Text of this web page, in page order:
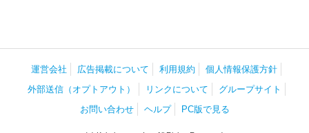
運営会社 広告掲載について 利用規約
個人情報保護方針
外部送信（オプトアウト）
リンクについて
グループサイト
お問い合わせ
ヘルプ PC版で見る